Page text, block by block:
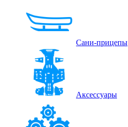
Сани-прицепы
Аксессуары